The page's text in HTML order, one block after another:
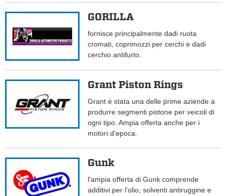
GORILLA
fornisce principalmente dadi ruota
cromati, coprimozzi per cerchi e dadi
cerchio antifurto.
Grant Piston Rings
Grant è stata una delle prime aziende a
produrre segmenti pistone per veicoli di
ogni tipo. Ampia offerta anche per i
motori d'epoca.
Gunk
l'ampia offerta di Gunk comprende
additivi per l'olio, solventi antiruggine e